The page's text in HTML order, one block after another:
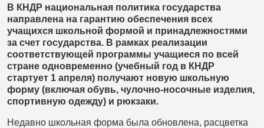
В КНДР национальная политика государства
направлена на гарантию обеспечения всех
учащихся школьной формой и принадлежностями
за счет государства. В рамках реализации
соответствующей программы учащиеся по всей
стране одновременно (учебный год в КНДР
стартует 1 апреля) получают новую школьную
форму (включая обувь, чулочно-носочные изделия,
спортивную одежду) и рюкзаки.
Недавно школьная форма была обновлена, расцветка